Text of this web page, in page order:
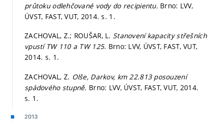
průtoku odlehčované vody do recipientu. Brno: LVV,
ÚVST, FAST, VUT, 2014.s. 1.
ZACHOVAL, Z.; ROUŠAR, L. Stanovení kapacity střešních
vpustí TW 110 a TW 125. Brno: LVV, ÚVST, FAST, VUT,
2014. s. 1.
ZACHOVAL, Z. Olše, Darkov, km 22.813 posouzení
spádového stupně. Brno: LVV, ÚVST, FAST, VUT, 2014.
s. 1.
2013